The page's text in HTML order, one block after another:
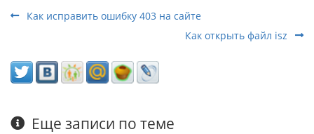
Как исправить ошибку 403 на сайте
Как открыть файл isz
Еще записи по теме